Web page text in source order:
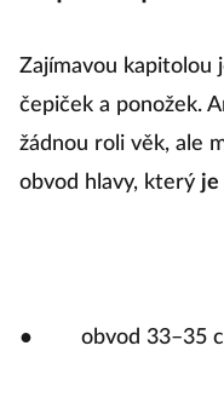
Zajímavou kapitolou
čepiček a ponožek.
žádnou roli věk, ale
obvod hlavy, který je
● obvod 33–35